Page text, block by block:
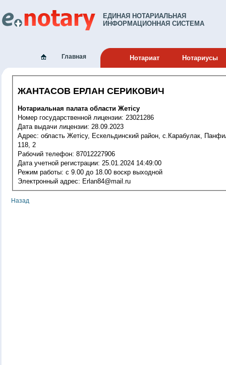
ЕДИНАЯ НОТАРИАЛЬНАЯ
ИНФОРМАЦИОННАЯ СИСТЕМА
Главная Нотариат Нотариусы
ЖАНТАСОВ ЕРЛАН СЕРИКОВИЧ
Нотариальная палата области Жетісу
Номер государственной лицензии: 23021286
Дата выдачи лицензии: 28.09.2023
Адрес: область Жетісу, Ескельдинский район, с.Карабулак, Панфилова,
118, 2
Рабочий телефон: 87012227906
Дата учетной регистрации: 25.01.2024 14:49:00
Режим работы: c 9.00 до 18.00 воскр выходной
Электронный адрес: Erlan84@mail.ru
Назад